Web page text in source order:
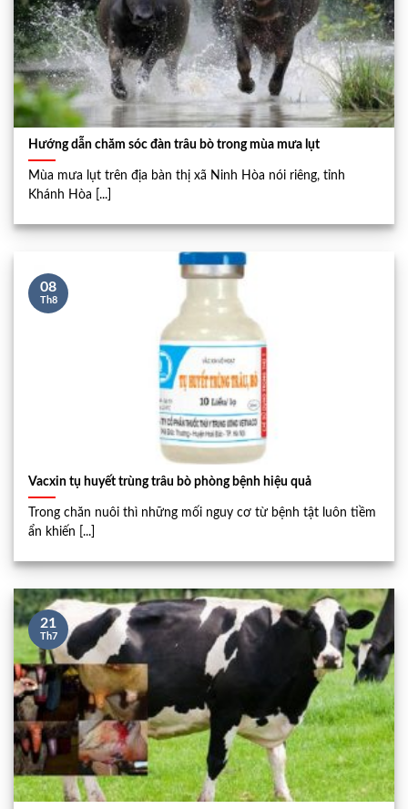
Hướng dẫn chăm sóc đàn trâu bò trong mùa mưa lụt
Mùa mưa lụt trên địa bàn thị xã Ninh Hòa nói riêng, tỉnh
Khánh Hòa [...]
Vacxin tụ huyết trùng trâu bò phòng bệnh hiệu quả
Trong chăn nuôi thì những mối nguy cơ từ bệnh tật luôn tiềm
ẩn khiến [...]
08
Th8
21
Th7